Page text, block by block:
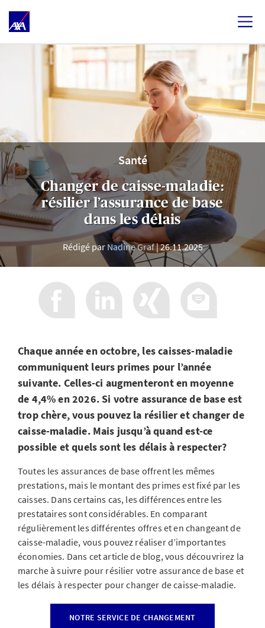
Santé
Changer de caisse-maladie:
résilier l’assurance de base
dans les délais
Rédigé par Nadine Graf 26.11.2025
Chaque année en octobre, les caisses-maladie
communiquent leurs primes pour l’année
suivante. Celles-ci augmenteront en moyenne
de 4,4% en 2026. Si votre assurance de base est
trop chère, vous pouvez la résilier et changer de
caisse-maladie. Mais jusqu’à quand est-ce
possible et quels sont les délais à respecter?
Toutes les assurances de base offrent les mêmes
prestations, mais le montant des primes est fixé par les
caisses. Dans certains cas, les différences entre les
prestataires sont considérables. En comparant
régulièrement les différentes offres et en changeant de
caisse-maladie, vous pouvez réaliser d’importantes
économies. Dans cet article de blog, vous découvrirez la
marche à suivre pour résilier votre assurance de base et
les délais à respecter pour changer de caisse-maladie.
NOTRE SERVICE DE CHANGEMENT